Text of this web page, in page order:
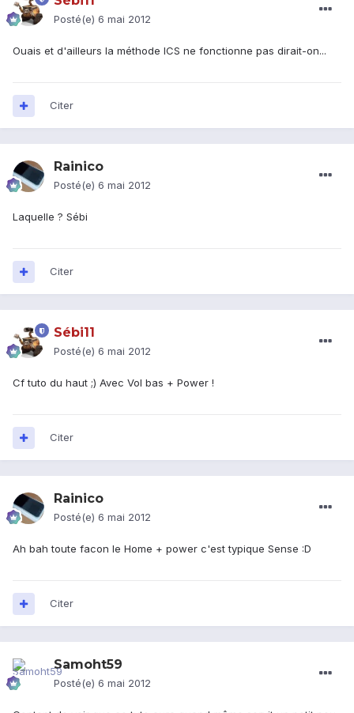
Posté(e) 6 mai 2012
Ouais et d'ailleurs la méthode ICS ne fonctionne pas dirait-on...
Citer
Rainico
Posté(e) 6 mai 2012
Laquelle ? Sébi
Citer
Sébi11
Posté(e) 6 mai 2012
Cf tuto du haut ;) Avec Vol bas + Power !
Citer
Rainico
Posté(e) 6 mai 2012
Ah bah toute facon le Home + power c'est typique Sense :D
Citer
Samoht59
Posté(e) 6 mai 2012